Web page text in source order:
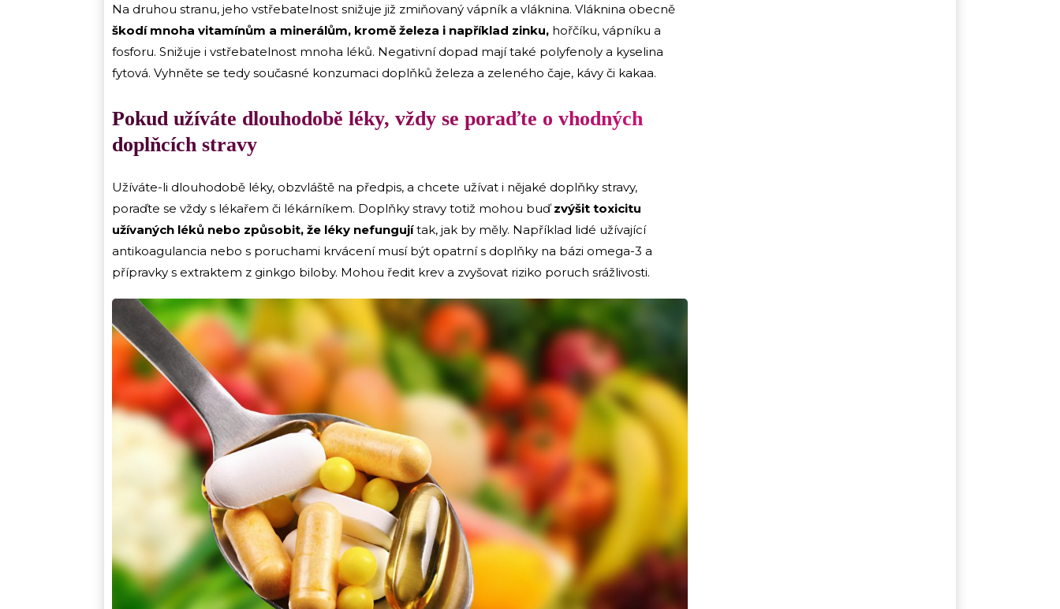
Na druhou stranu, jeho vstřebatelnost snižuje již zmiňovaný vápník a vláknina. Vláknina obecně
škodí mnoha vitamínům a minerálům, kromě železa i například zinku, hořčíku, vápníku a
fosforu. Snižuje i vstřebatelnost mnoha léků. Negativní dopad mají také polyfenoly a kyselina
fytová. Vyhněte se tedy současné konzumaci doplňků železa a zeleného čaje, kávy či kakaa.
Pokud užíváte dlouhodobě léky, vždy se poraďte o vhodných
doplňcích stravy
Užíváte-li dlouhodobě léky, obzvláště na předpis, a chcete užívat i nějaké doplňky stravy,
poraďte se vždy s lékařem či lékárníkem. Doplňky stravy totiž mohou buď zvýšit toxicitu
užívaných léků nebo způsobit, že léky nefungujítak, jak by měly. Například lidé užívající
antikoagulancia nebo s poruchami krvácení musí být opatrní s doplňky na bázi omega-3 a
přípravky s extraktem z ginkgo biloby. Mohou ředit krev a zvyšovat riziko poruch srážlivosti.